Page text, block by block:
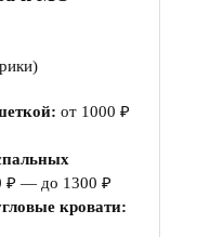
от 1000 ₽
₽ — до 1300 ₽
кровати: